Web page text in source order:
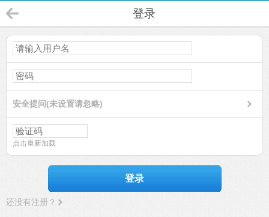
登录
安全提问(未设置请忽略)
点击重新加载
登录
还没有注册？